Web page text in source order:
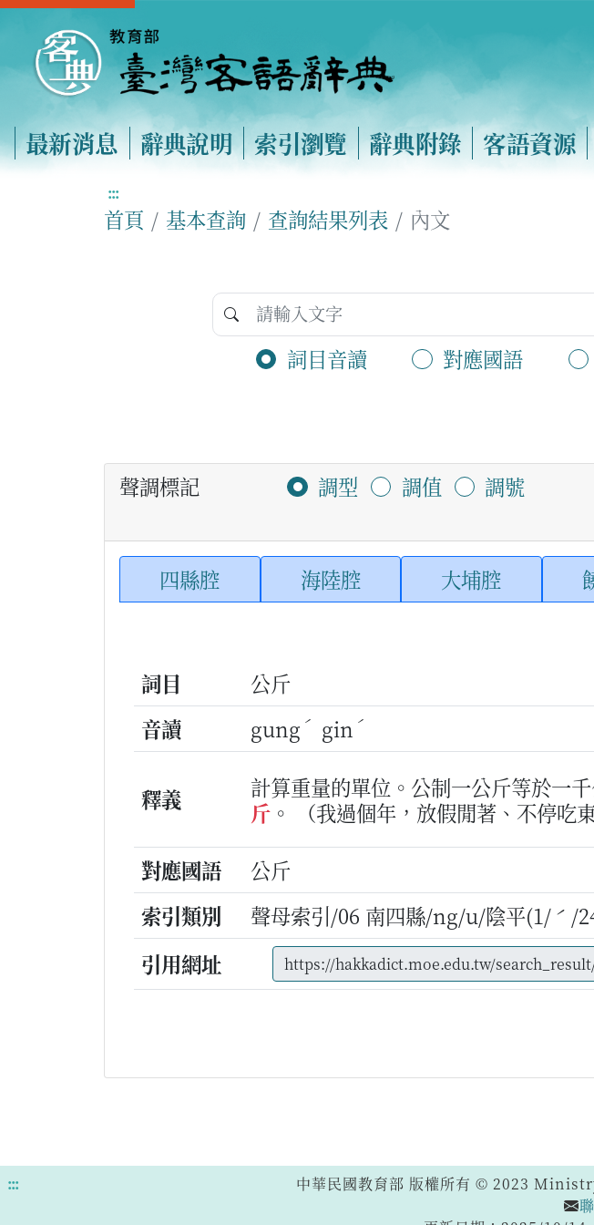
最新消息 辭典說明 索引瀏覽 辭典附錄 客語資源
:::
首頁 基本查詢 查詢結果列表 內文
詞目音讀 對應國語
聲調標記 調型 調值 調號
四縣腔 海陸腔 大埔腔
詞目
公斤
音讀
gung ˊ gin ˊ
釋義 計算重量的單位。公制一公斤等於一千
斤 。
（我過個年，放假閒著、不停吃
對應國語
公斤
索引類別
聲母索引/06 南四縣/ng/u/陰平(1/ˊ/
引用網址
:::
中華民國教育部 版權所有 © 2023